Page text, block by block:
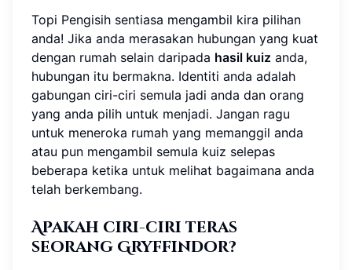
Topi Pengisih sentiasa mengambil kira pilihan
anda! Jika anda merasakan hubungan yang kuat
dengan rumah selain daripada hasil kuiz anda,
hubungan itu bermakna. Identiti anda adalah
gabungan ciri-ciri semula jadi anda dan orang
yang anda pilih untuk menjadi. Jangan ragu
untuk meneroka rumah yang memanggil anda
atau pun mengambil semula kuiz selepas
beberapa ketika untuk melihat bagaimana anda
telah berkembang.
Apakah ciri-ciri teras
seorang Gryffindor?